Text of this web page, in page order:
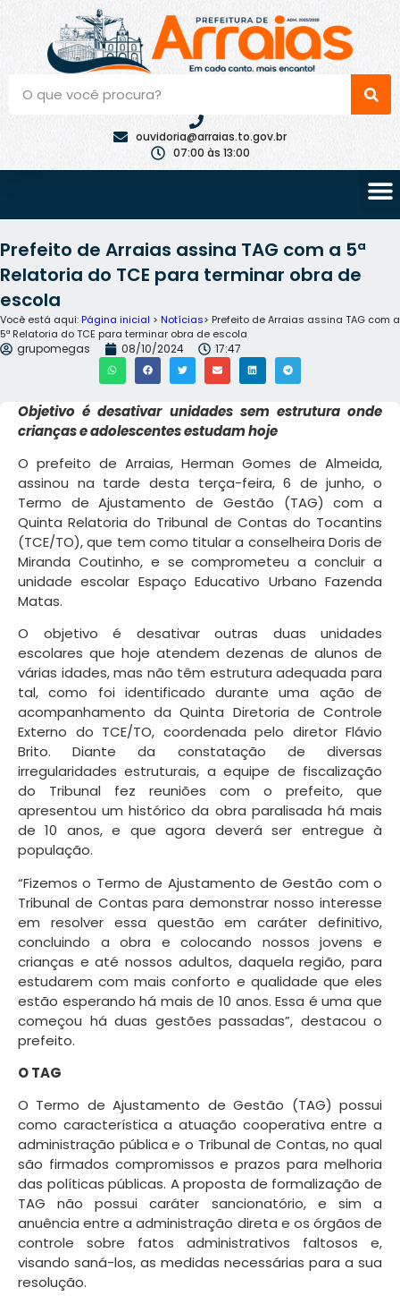
ouvidoria@arraias.to.gov.br
07:00 às 13:00
Prefeito de Arraias assina TAG com a 5ª
Relatoria do TCE para terminar obra de
escola
Você está aqui: Página inicial > Notícias> Prefeito de Arraias assina TAG com a
5ª Relatoria do TCE para terminar obra de escola
grupomegas 08/10/2024 17:47
Objetivo é desativar unidades sem estrutura onde
crianças e adolescentes estudam hoje
O prefeito de Arraias, Herman Gomes de Almeida,
assinou na tarde desta terça-feira, 6 de junho, o
Termo de Ajustamento de Gestão (TAG) com a
Quinta Relatoria do Tribunal de Contas do Tocantins
(TCE/TO), que tem como titular a conselheira Doris de
Miranda Coutinho, e se comprometeu a concluir a
unidade escolar Espaço Educativo Urbano Fazenda
Matas.
O objetivo é desativar outras duas unidades
escolares que hoje atendem dezenas de alunos de
várias idades, mas não têm estrutura adequada para
tal, como foi identificado durante uma ação de
acompanhamento da Quinta Diretoria de Controle
Externo do TCE/TO, coordenada pelo diretor Flávio
Brito. Diante da constatação de diversas
irregularidades estruturais, a equipe de fiscalização
do Tribunal fez reuniões com o prefeito, que
apresentou um histórico da obra paralisada há mais
de 10 anos, e que agora deverá ser entregue à
população.
“Fizemos o Termo de Ajustamento de Gestão com o
Tribunal de Contas para demonstrar nosso interesse
em resolver essa questão em caráter definitivo,
concluindo a obra e colocando nossos jovens e
crianças e até nossos adultos, daquela região, para
estudarem com mais conforto e qualidade que eles
estão esperando há mais de 10 anos. Essa é uma que
começou há duas gestões passadas”, destacou o
prefeito.
O TAG
O Termo de Ajustamento de Gestão (TAG) possui
como característica a atuação cooperativa entre a
administração pública e o Tribunal de Contas, no qual
são firmados compromissos e prazos para melhoria
das políticas públicas. A proposta de formalização de
TAG não possui caráter sancionatório, e sim a
anuência entre a administração direta e os órgãos de
controle sobre fatos administrativos faltosos e,
visando saná-los, as medidas necessárias para a sua
resolução.